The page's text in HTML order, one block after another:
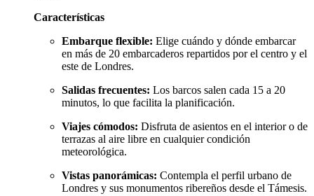
Características
Embarque flexible: Elige cuándo y dónde embarcar
en más de 20 embarcaderos repartidos por el centro y el
este de Londres.
Salidas frecuentes: Los barcos salen cada 15 a 20
minutos, lo que facilita la planificación.
Viajes cómodos: Disfruta de asientos en el interior o de
terrazas al aire libre en cualquier condición
meteorológica.
Vistas panorámicas: Contempla el perfil urbano de
Londres y sus monumentos ribereños desde el Támesis.